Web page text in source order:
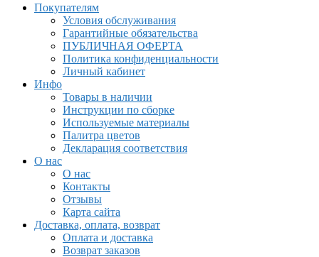
Покупателям
Условия обслуживания
Гарантийные обязательства
ПУБЛИЧНАЯ ОФЕРТА
Политика конфиденциальности
Личный кабинет
Инфо
Товары в наличии
Инструкции по сборке
Используемые материалы
Палитра цветов
Декларация соответствия
О нас
О нас
Контакты
Отзывы
Карта сайта
Доставка, оплата, возврат
Оплата и доставка
Возврат заказов